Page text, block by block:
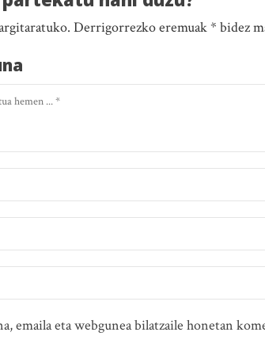
Derrigorrezko eremuak * bidez
emaila eta webgunea bilatzaile honetan